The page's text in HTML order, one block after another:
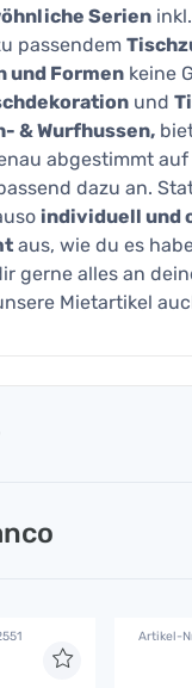
Serien
passendem
und Formen keine
und
& Wurfhussen,
abgestimmt
dazu an.
individuell und
aus, wie du es
gerne alles an
Mietartikel
Artikel-